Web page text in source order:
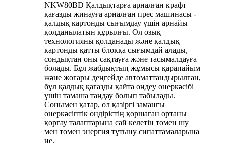
NKW80BD Қалдықтарға арналған крафт
қағазды жинауға арналған прес машинасы -
қалдық картонды сығымдау үшін арнайы
қолданылатын құрылғы. Ол озық
технологияны қолданады және қалдық
картонды қатты блокқа сығымдай алады,
сондықтан оны сақтауға және тасымалдауға
болады. Бұл жабдықтың жұмысы қарапайым
және жоғары деңгейде автоматтандырылған,
бұл қалдық қағазды қайта өңдеу өнеркәсібі
үшін тамаша таңдау болып табылады.
Сонымен қатар, ол қазіргі заманғы
өнеркәсіптік өндірістің қоршаған ортаны
қорғау талаптарына сай келетін төмен шу
мен төмен энергия тұтыну сипаттамаларына
ие.